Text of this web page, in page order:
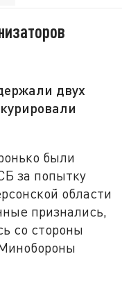
двух
были
за попытку
области
признались,
со стороны